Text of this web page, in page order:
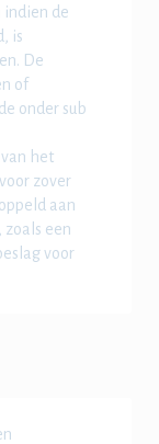
indien de
is
De
of
onder sub
het
zover
aan
een
voor